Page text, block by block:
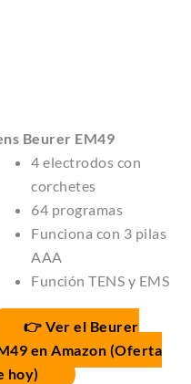
Beurer EM49
4 electrodos con
corchetes
64 programas
Funciona con 3 pilas
AAA
Función TENS y EMS
👉 Ver el Beurer
en Amazon (Oferta
hoy)